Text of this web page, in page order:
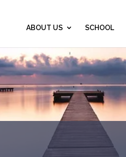
ABOUT US SCHOOL